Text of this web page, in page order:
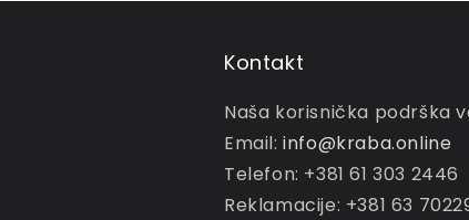
Kontakt
Naša korisnička podrška
Email:info@kraba.online
Telefon: +381 61 303 2446
Reklamacije: +381 63